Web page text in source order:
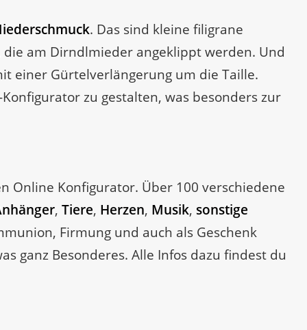
. Das sind kleine filigrane
am Dirndlmieder angeklippt werden. Und
einer Gürtelverlängerung um die Taille.
zu gestalten, was besonders zur
Online Konfigurator. Über 100 verschiedene
, Tiere, Herzen, Musik, sonstige
Firmung und auch als Geschenk
ganz Besonderes. Alle Infos dazu findest du